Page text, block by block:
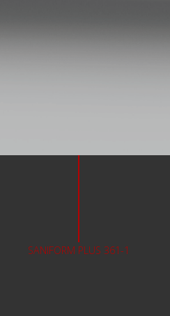
SANIFORM PLUS 361-1